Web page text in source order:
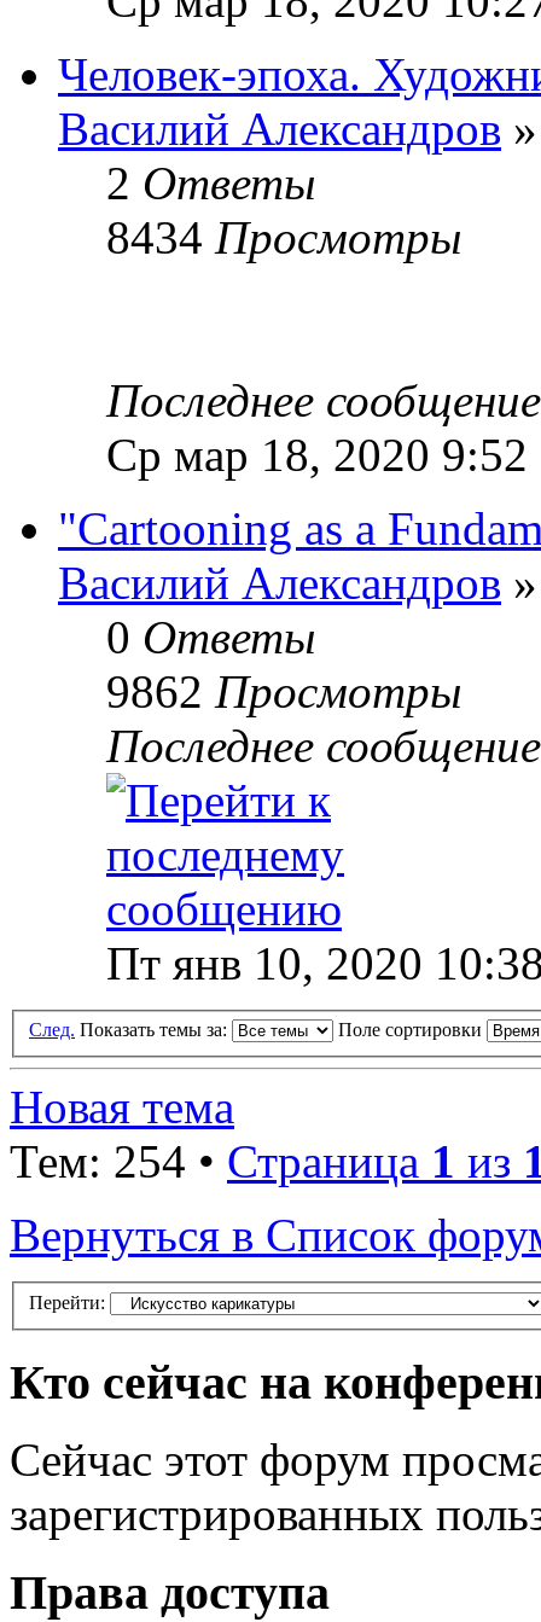
Человек-эпоха.
Василий Александров
2 Ответы
8434 Просмотры
Последнее
Ср мар 18, 2020 9:52
"Cartooning as a
Василий Александров
0 Ответы
9862 Просмотры
Последнее
Пт янв 10, 2020
След. Показать темы за: Поле сортировки
Новая тема
Тем: 254 • Страница 1 из
Вернуться в Список
Перейти:
Кто сейчас на
Сейчас этот форум
зарегистрированных
Права доступа